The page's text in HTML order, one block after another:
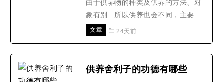
著的《中国净土教理史》中认为此为
讹传，不足为信。另有《净土..
由于供养物的种类及供养的方法、对
象有别，所以供养也会不同，主要
有：1.二种供养，即财供养和法供
养，为法供养。也有理供养和事供养
文章 24天前
供养舍利子的功德有哪些